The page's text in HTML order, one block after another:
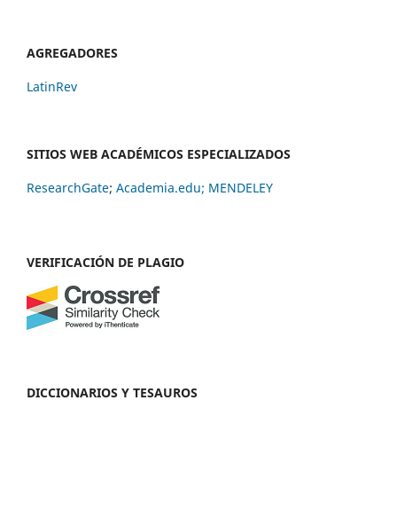
AGREGADORES
LatinRev
SITIOS WEB ACADÉMICOS ESPECIALIZADOS
ResearchGate; Academia.edu; MENDELEY
VERIFICACIÓN DE PLAGIO
DICCIONARIOS Y TESAUROS